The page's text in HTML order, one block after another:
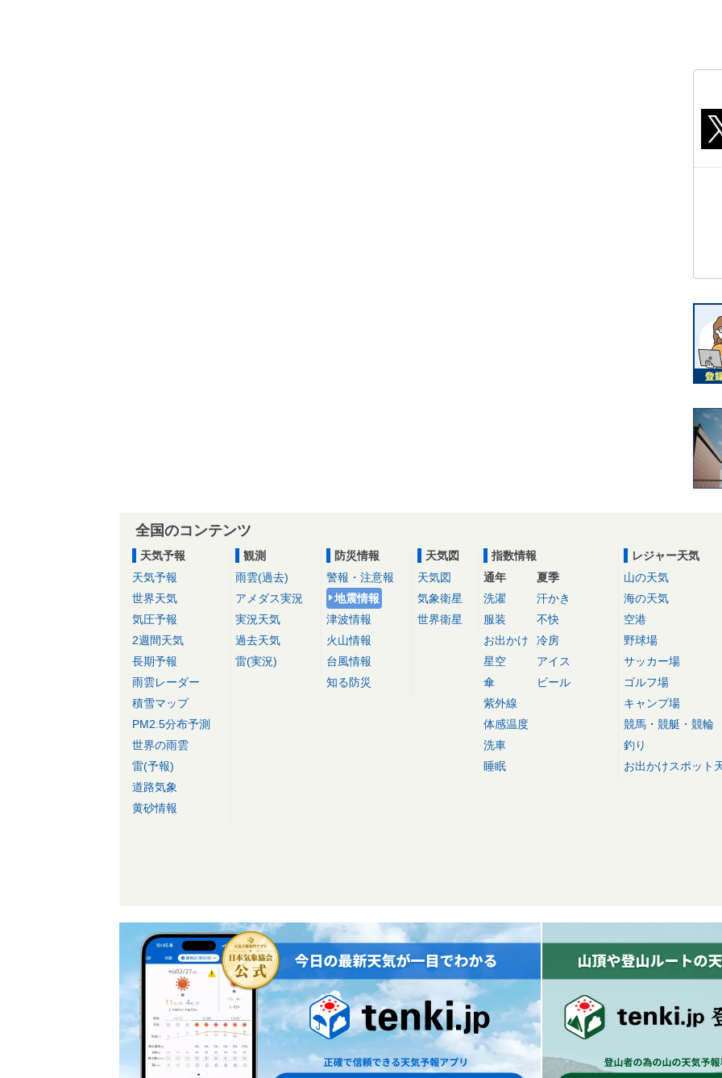
全国のコンテンツ
天気予報
天気予報
世界天気
気圧予報
2週間天気
長期予報
雨雲レーダー
積雪マップ
PM2.5分布予測
世界の雨雲
雷(予報)
道路気象
黄砂情報
観測
雨雲(過去)
アメダス実況
実況天気
過去天気
雷(実況)
防災情報
警報・注意報
地震情報
津波情報
火山情報
台風情報
知る防災
天気図
天気図
気象衛星
世界衛星
指数情報
通年
洗濯
服装
お出かけ
星空
傘
紫外線
体感温度
洗車
睡眠
夏季
汗かき
不快
冷房
アイス
ビール
レジャー天気
山の天気
海の天気
空港
野球場
サッカー場
ゴルフ場
キャンプ場
競馬・競艇・競輪
釣り
お出かけスポット